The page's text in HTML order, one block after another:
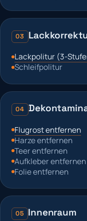
03
Lackpolitur (3-
Schleifpolitur
04
Flugrost entfernen
Harze entfernen
Teer entfernen
Aufkleber entfernen
Folie entfernen
05 Innenraum